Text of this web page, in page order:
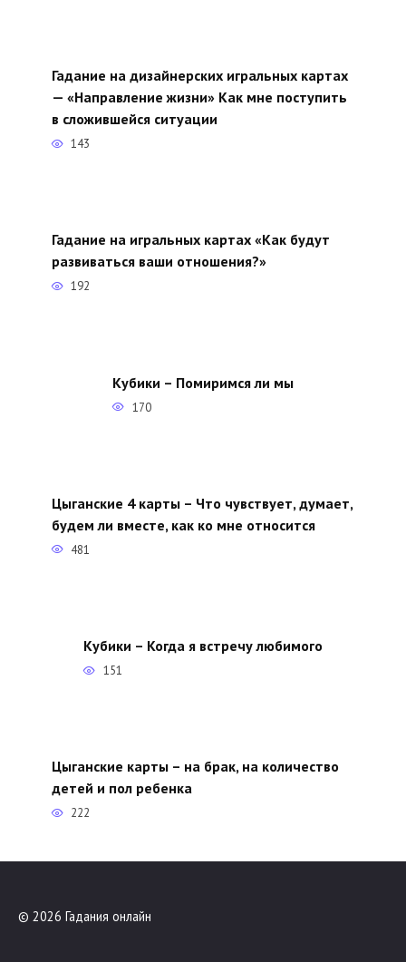
Гадание на дизайнерских игральных картах
— «Направление жизни» Как мне поступить
в сложившейся ситуации
143
Гадание на игральных картах «Как будут
развиваться ваши отношения?»
192
Кубики – Помиримся ли мы
170
Цыганские 4 карты – Что чувствует, думает,
будем ли вместе, как ко мне относится
481
Кубики – Когда я встречу любимого
151
Цыганские карты – на брак, на количество
детей и пол ребенка
222
© 2026 Гадания онлайн